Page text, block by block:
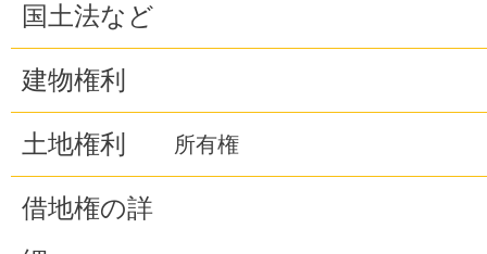
国土法など
建物権利
土地権利 所有権
借地権の詳